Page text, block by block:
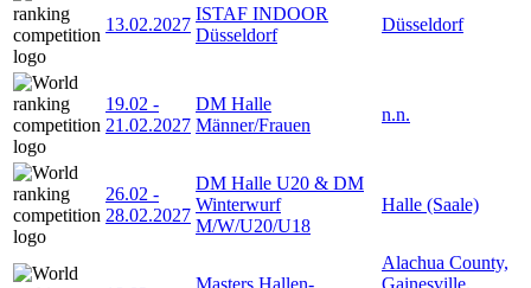
13.02.2027
ISTAF INDOOR
Düsseldorf
Düsseldorf
19.02 -
21.02.2027
DM Halle
Männer/Frauen
n.n.
26.02 -
28.02.2027
DM Halle U20 & DM
Winterwurf
M/W/U20/U18
Halle (Saale)
Masters Hallen-
Alachua County,
Gainesville,